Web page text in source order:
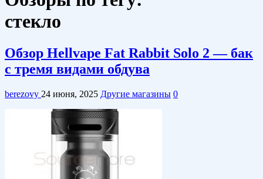
стекло
Обзор Hellvape Fat Rabbit Solo 2 — бак
с тремя видами обдува
berezovy 24 июня, 2025 Другие магазины 0